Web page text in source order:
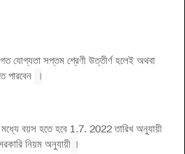
যোগ্যতা সপ্তম শ্রেণী উত্তীর্ণ হলেই অথবা
পারবেন
।
বয়স হতে হবে 1.7. 2022 তারিখ অনুযায়ী
নিয়ম অনুযায়ী ।